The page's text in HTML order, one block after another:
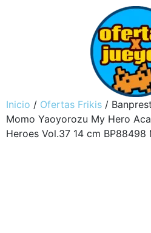
Inicio / Ofertas Frikis /
Momo Yaoyorozu My Hero
Heroes Vol.37 14 cm